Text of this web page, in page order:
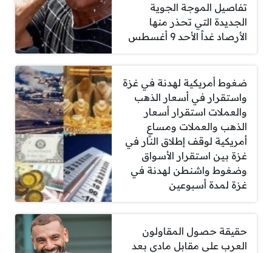
تفاصيل الموجة الجوية
الجديدة التي تحذر منها
الأرصاد غداً الأحد 9 أغسطس
ضغوط أمريكية لهدنة في غزة
واستقرار في أسعار الذهب
والعملات استقرار أسعار
الذهب والعملات ومساعٍ
أمريكية لوقف إطلاق النار في
غزة بين استقرار الأسواق
وضغوط واشنطن لهدنة في
غزة لمدة أسبوعين
حقيقة حصول المقاولون
العرب على مقابل مادي بعد